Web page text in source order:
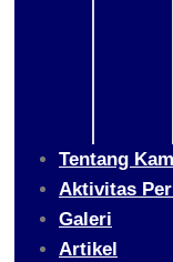
Tentang
Aktivitas
Galeri
Artikel